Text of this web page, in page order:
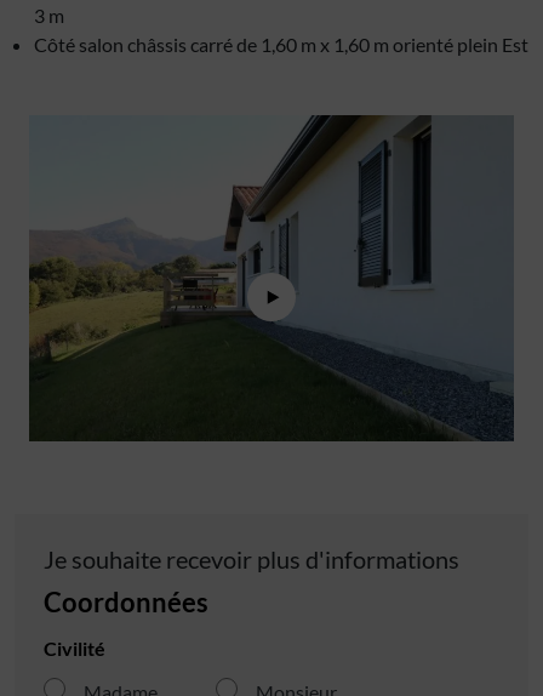
3 m
Côté salon châssis carré de 1,60 m x 1,60 m orienté plein Est
Je souhaite recevoir plus d'informations
Coordonnées
Civilité